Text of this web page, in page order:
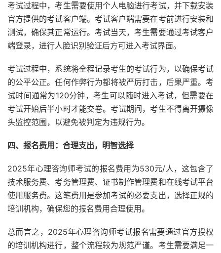
考试过程中，考生需要使用个人电脑进行考试，并下载安装
官方提供的考试客户端。考试客户端需要在考前进行安装和
测试，确保其正常运行。考试当天，考生需要通过考试客户
端登录，进行人脸识别验证后方可进入考试界面。
考试过程中，系统将全程记录考生的考试行为，以确保考试
的公平公正。任何作弊行为都将被严厉打击，后果严重。考
试时间通常为120分钟，考生可以随时进入考试，但需要在
考试开始后半小时才能交卷。考试期间，考生不得离开摄像
头监控范围，以避免被判定为违规行为。
四、报名费用：合理支出，明智选择
2025年心理咨询师考试的报名费用为530元/人，这包含了
技术服务费、考务管理费、证书制作管理费和在线考试平台
使用服务费。这笔费用是参加考试的必要支出，选择正规的
培训机构，确保您的报名费用合理使用。
总而言之，2025年心理咨询师考试报名需要通过官方授权
的培训机构进行，整个流程较为规范严谨。考生需要满足一